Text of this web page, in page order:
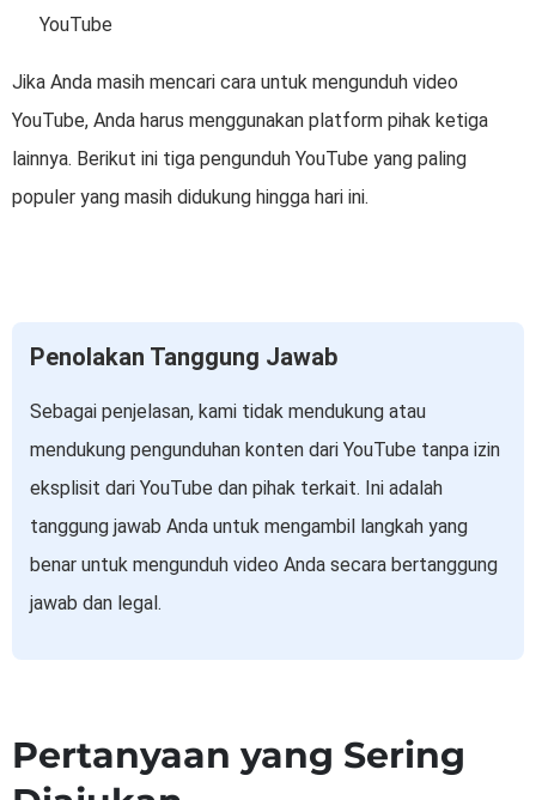
YouTube
Jika Anda masih mencari cara untuk mengunduh video
YouTube, Anda harus menggunakan platform pihak ketiga
lainnya. Berikut ini tiga pengunduh YouTube yang paling
populer yang masih didukung hingga hari ini.
Penolakan Tanggung Jawab
Sebagai penjelasan, kami tidak mendukung atau
mendukung pengunduhan konten dari YouTube tanpa izin
eksplisit dari YouTube dan pihak terkait. Ini adalah
tanggung jawab Anda untuk mengambil langkah yang
benar untuk mengunduh video Anda secara bertanggung
jawab dan legal.
Pertanyaan yang Sering